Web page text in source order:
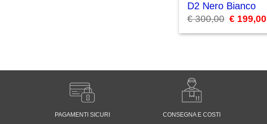
D2 Nero Bianco
€300,00
Il
prezzo
€ 199,00Il
PAGAMENTI SICURI CONSEGNA E COSTI